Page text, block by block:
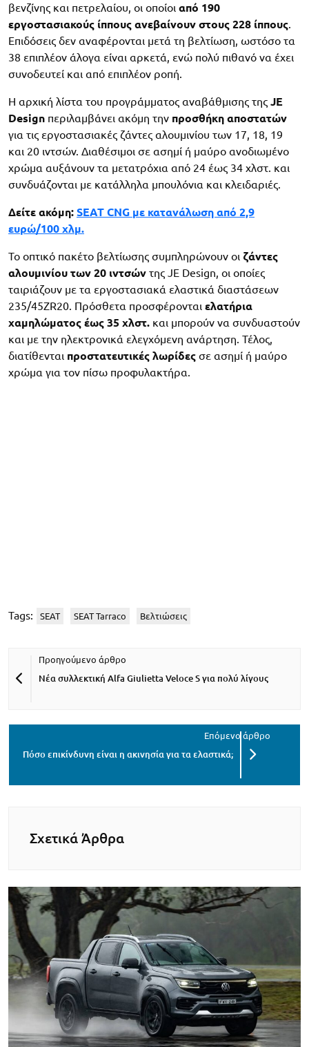
βενζίνης και πετρελαίου, οι οποίοι από 190
εργοστασιακούς ίππους ανεβαίνουν στους 228 ίππους.
Επιδόσεις δεν αναφέρονται μετά τη βελτίωση, ωστόσο τα
38 επιπλέον άλογα είναι αρκετά, ενώ πολύ πιθανό να έχει
συνοδευτεί και από επιπλέον ροπή.
Η αρχική λίστα του προγράμματος αναβάθμισης της JE
Design περιλαμβάνει ακόμη την προσθήκη αποστατών
για τις εργοστασιακές ζάντες αλουμινίου των 17, 18, 19
και 20 ιντσών. Διαθέσιμοι σε ασημί ή μαύρο ανοδιωμένο
χρώμα αυξάνουν τα μετατρόχια από 24 έως 34 χλστ. και
συνδυάζονται με κατάλληλα μπουλόνια και κλειδαριές.
Δείτε ακόμη: SEAT CNG με κατανάλωση από 2,9
ευρώ/100 χλμ.
Το οπτικό πακέτο βελτίωσης συμπληρώνουν οι ζάντες
αλουμινίου των 20 ιντσών της JE Design, οι οποίες
ταιριάζουν με τα εργοστασιακά ελαστικά διαστάσεων
235/45ZR20. Πρόσθετα προσφέρονται ελατήρια
χαμηλώματος έως 35 χλστ. και μπορούν να συνδυαστούν
και με την ηλεκτρονικά ελεγχόμενη ανάρτηση. Τέλος,
διατίθενται προστατευτικές λωρίδες σε ασημί ή μαύρο
χρώμα για τον πίσω προφυλακτήρα.
Tags: SEAT SEAT Tarraco Βελτιώσεις
Νέα συλλεκτική Alfa Giulietta Veloce S για πολύ λίγους
Πόσο επικίνδυνη είναι η ακινησία για τα ελαστικά;
Σχετικά Άρθρα